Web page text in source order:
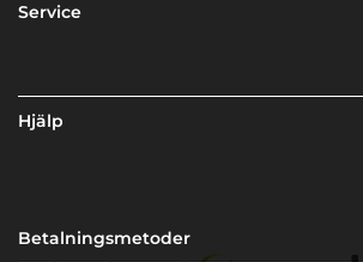
Service
Hjälp
Betalningsmetoder